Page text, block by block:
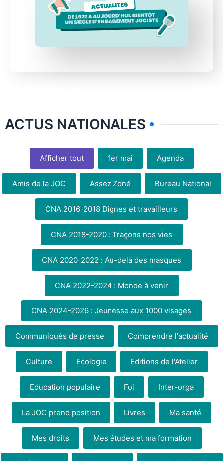
ACTUS NATIONALES
Afficher tout 1er mai Agenda
Amis de la JOC Assez Zoné Bureau National
CNA 2016-2018 Dignes et travailleurs
CNA 2018-2020 : Traçons nos vies
CNA 2020-2022 : Au-delà des masques
CNA 2022-2024 : Monde à venir
CNA 2024-2026 : Jeunesse aux 1000 visages
Communiqués de presse Comprendre l'actualité
Culture Ecologie Editions de l'Atelier
Education populaire Foi Inter-orga
La JOC prend position Livres Ma santé
Mes droits Mes études et ma formation